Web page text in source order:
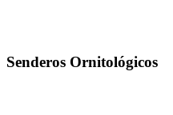
Senderos Ornitológicos